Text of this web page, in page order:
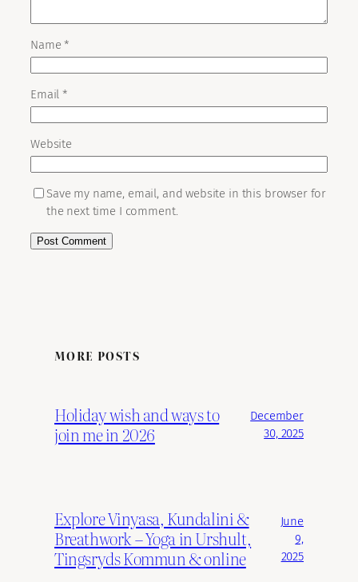
Name*
Email*
Website
Save my name, email, and website in this browser for
the next time I comment.
MORE POSTS
Holiday wish and ways to
join me in 2026
December
30, 2025
Explore Vinyasa, Kundalini &
Breathwork – Yoga in Urshult,
Tingsryds Kommun & online
June
9,
2025